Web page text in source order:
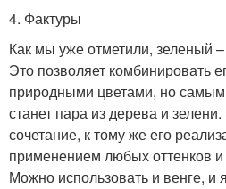
4. Фактуры
Как мы уже отметили, зеленый
Это позволяет комбинировать
природными цветами, но
станет пара из дерева и
сочетание, к тому же его
применением любых оттенков и
Можно использовать и венге, и